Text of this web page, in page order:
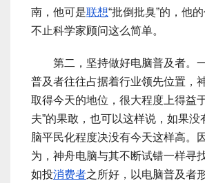
南，他可是联想“批倒批臭”的，他
不止科学家顾问这么简单。
第二，坚持做好电脑普及者。
普及者往往占据着行业领先位置，
取得今天的地位，很大程度上得益
夫”的果敢，也可以这样说，如果没
脑平民化程度决没有今天这样高。
为，神舟电脑与其不断试错一样寻
如投消费者之所好，以电脑普及者